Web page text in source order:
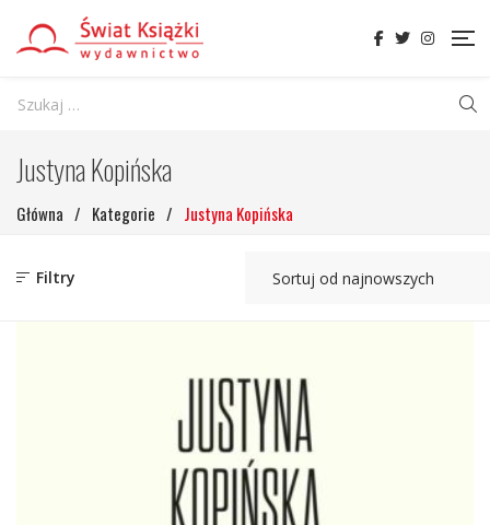
Justyna Kopińska
Główna / Kategorie / Justyna Kopińska
Filtry